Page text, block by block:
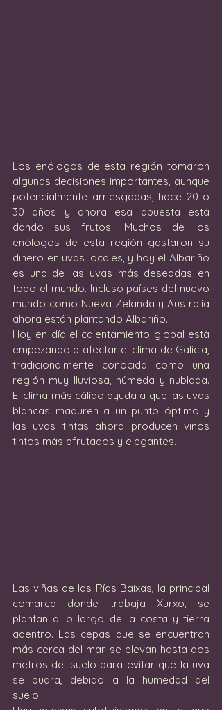
Los enólogos de esta región tomaron
algunas decisiones importantes, aunque
potencialmente arriesgadas, hace 20 o
30 años y ahora esa apuesta está
dando sus frutos. Muchos de los
enólogos de esta región gastaron su
dinero en uvas locales, y hoy el Albariño
es una de las uvas más deseadas en
todo el mundo. Incluso países del nuevo
mundo como Nueva Zelanda y Australia
ahora están plantando Albariño.
Hoy en día el calentamiento global está
empezando a afectar el clima de Galicia,
tradicionalmente conocida como una
región muy lluviosa, húmeda y nublada.
El clima más cálido ayuda a que las uvas
blancas maduren a un punto óptimo y
las uvas tintas ahora producen vinos
tintos más afrutados y elegantes.
Las viñas de las Rías Baixas, la principal
comarca donde trabaja Xurxo, se
plantan a lo largo de la costa y tierra
adentro. Las cepas que se encuentran
más cerca del mar se elevan hasta dos
metros del suelo para evitar que la uva
se pudra, debido a la humedad del
suelo.